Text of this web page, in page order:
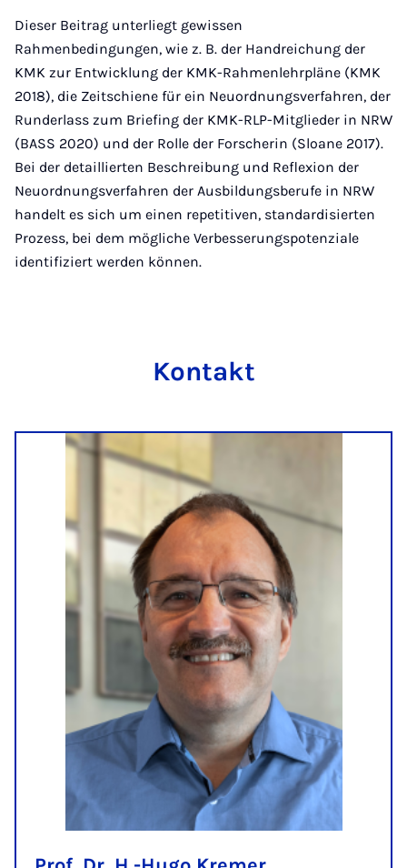
Dieser Beitrag unterliegt gewissen
Rahmenbedingungen, wie z. B. der Handreichung der
KMK zur Entwicklung der KMK-Rahmenlehrpläne (KMK
2018), die Zeitschiene für ein Neuordnungsverfahren, der
Runderlass zum Briefing der KMK-RLP-Mitglieder in NRW
(BASS 2020) und der Rolle der Forscherin (Sloane 2017).
Bei der detaillierten Beschreibung und Reflexion der
Neuordnungsverfahren der Ausbildungsberufe in NRW
handelt es sich um einen repetitiven, standardisierten
Prozess, bei dem mögliche Verbesserungspotenziale
identifiziert werden können.
Kon­takt